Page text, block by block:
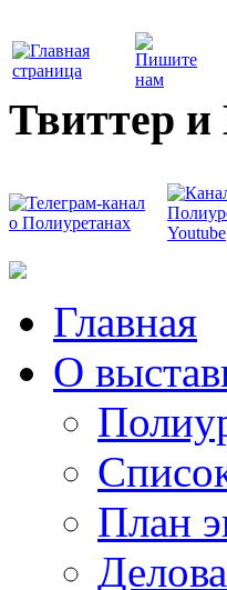
Твиттер
Главная
О
План